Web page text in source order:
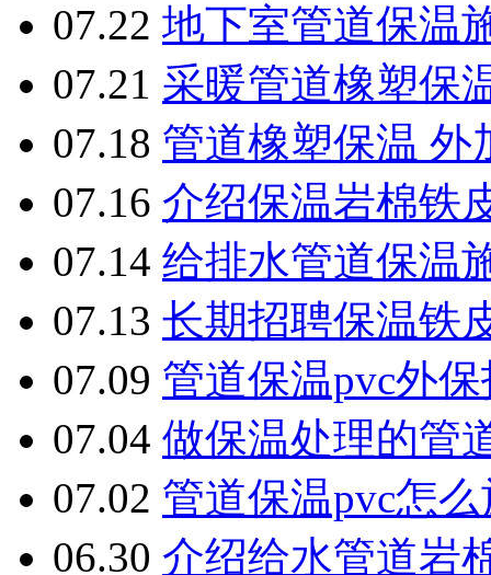
07.22 地下室管道保温
07.21 采暖管道橡塑保
07.18 管道橡塑保温 外
07.16 介绍保温岩棉铁
07.14 给排水管道保温
07.13 长期招聘保温铁
07.09 管道保温pvc外
07.04 做保温处理的管
07.02 管道保温pvc怎
06.30 介绍给水管道岩